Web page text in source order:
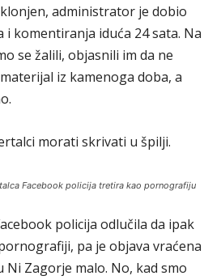
administrator je dobio
i komentiranja iduća 24 sata. Na
se žalili, objasnili im da ne
iz kamenoga doba, a
morati skrivati u špilji.
Facebook policija tretira kao pornografiju
policija odlučila da ipak
pa je objava vraćena
Ni Zagorje malo. No, kad smo